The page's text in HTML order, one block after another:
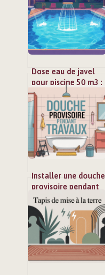
Dose eau de javel
pour piscine 50 m3 :
le guide simple et
précis
Installer une douche
provisoire pendant
des travaux :
solutions simples et
efficaces